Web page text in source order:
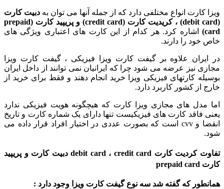
ویزا کارت انواع مختلفی دارد که از جمله آنها می توان به دبیت کارت
(debit card) ، کریدیت کارت (credit card) و پریپید کارت (prepaid
card)
اشاره کرد. هر کدام از این کارت های اعتباری ویژگی های
خاص خود را دارند.
در ایران علاوه بر گیفت کارت ویزا فیزیکی ، گیفت کارت ویزا
مجازی نیز عرضه می شود چرا که ایرانیان نمی توانند از داخل ایران
بوسیله کارتهای فیزیکی ویزا خرید انجام دهند و فقط برای خرید از
خارج از کشور کاربرد دارد.
اما مدل های مجازی ویزا کارت که هیچگونه هویت فیزیکی ندارد
یعنی فاقد کارت های فیزیکیست تنها دارای یک شماره کارت و تاریخ
انقضا و cvv است که بصورت عددی در اختیار افراد قرار داده می
شود.
تفاوت کردیت کارت debit card ، credit card دبیت کارت و پریپید
کارت prepaid card
همانطور که گفته شد سه نوع گیفت کارت ویزا وجود دارد :